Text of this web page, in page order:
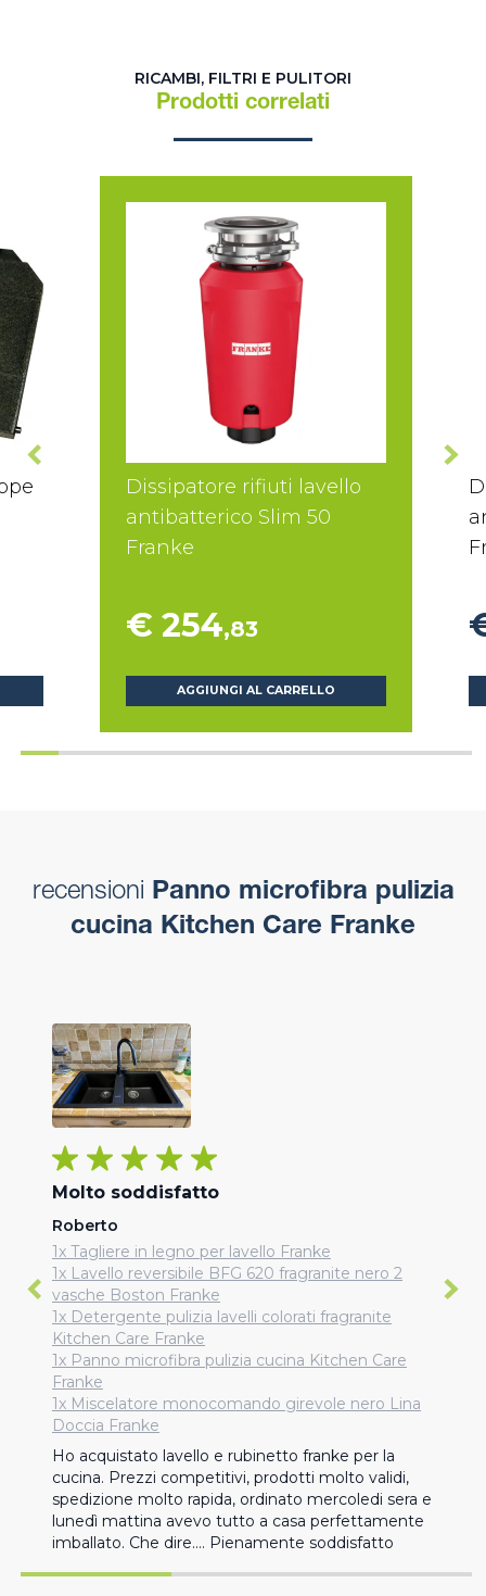
RICAMBI, FILTRI E PULITORI
Prodotti correlati
Dissipatore rifiuti lavello
antibatterico Slim 50
Franke
€ 254,83
AGGIUNGI AL CARRELLO
recensioni Panno microfibra pulizia
cucina Kitchen Care Franke
Molto soddisfatto
Roberto
1x Tagliere in legno per lavello Franke
1x Lavello reversibile BFG 620 fragranite nero 2
vasche Boston Franke
1x Detergente pulizia lavelli colorati fragranite
Kitchen Care Franke
1x Panno microfibra pulizia cucina Kitchen Care
Franke
1x Miscelatore monocomando girevole nero Lina
Doccia Franke
Ho acquistato lavello e rubinetto franke per la
cucina. Prezzi competitivi, prodotti molto validi,
spedizione molto rapida, ordinato mercoledi sera e
lunedì mattina avevo tutto a casa perfettamente
imballato. Che dire…. Pienamente soddisfatto